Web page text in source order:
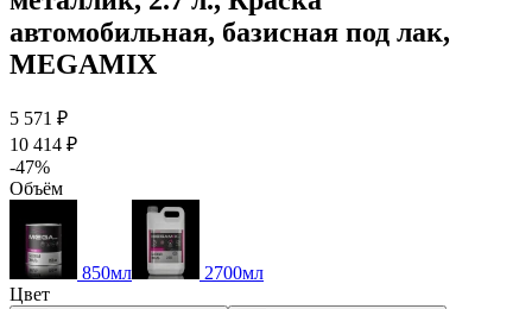
автомобильная, базисная под лак,
MEGAMIX
5 571 ₽
10 414 ₽
-47%
Объём
850мл
2700мл
Цвет